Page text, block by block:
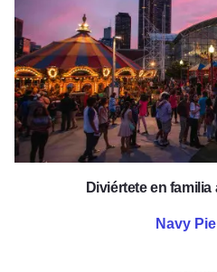
Diviértete en
Navy